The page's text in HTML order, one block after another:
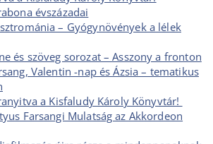
évszázadai
– Gyógynövények a lélek
és szöveg sorozat – Asszony a fronton
Valentin -nap és Ázsia – tematikus
a Kisfaludy Károly Könyvtár!
Farsangi Mulatság az Akkordeon